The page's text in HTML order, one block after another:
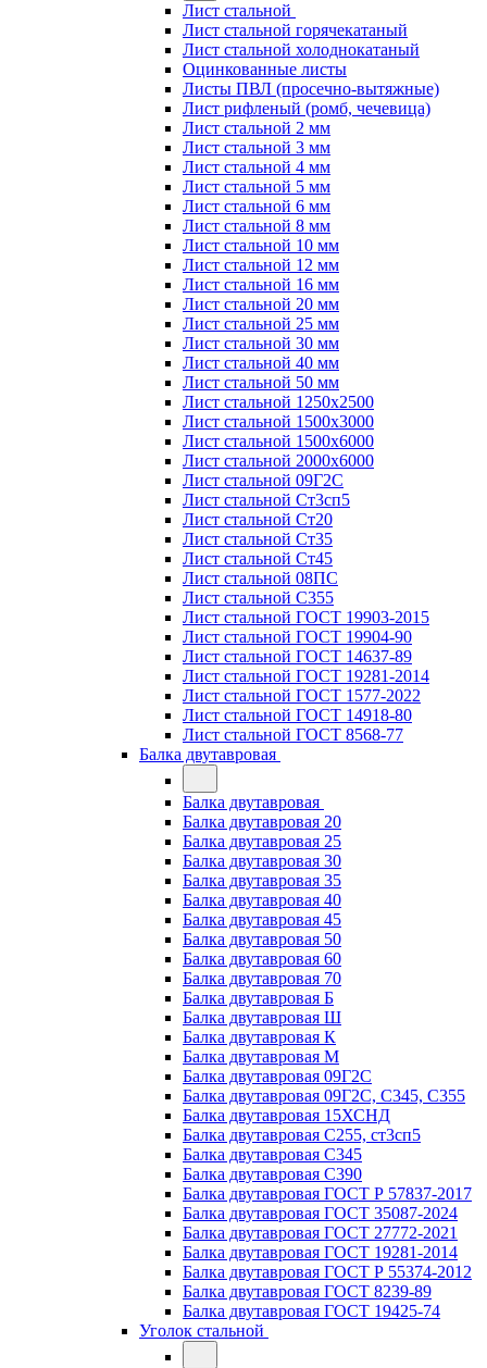
Лист стальной
Лист стальной горячекатаный
Лист стальной холоднокатаный
Оцинкованные листы
Листы ПВЛ (просечно-вытяжные)
Лист рифленый (ромб, чечевица)
Лист стальной 2 мм
Лист стальной 3 мм
Лист стальной 4 мм
Лист стальной 5 мм
Лист стальной 6 мм
Лист стальной 8 мм
Лист стальной 10 мм
Лист стальной 12 мм
Лист стальной 16 мм
Лист стальной 20 мм
Лист стальной 25 мм
Лист стальной 30 мм
Лист стальной 40 мм
Лист стальной 50 мм
Лист стальной 1250х2500
Лист стальной 1500х3000
Лист стальной 1500х6000
Лист стальной 2000х6000
Лист стальной 09Г2С
Лист стальной Ст3сп5
Лист стальной Ст20
Лист стальной Ст35
Лист стальной Ст45
Лист стальной 08ПС
Лист стальной С355
Лист стальной ГОСТ 19903-2015
Лист стальной ГОСТ 19904-90
Лист стальной ГОСТ 14637-89
Лист стальной ГОСТ 19281-2014
Лист стальной ГОСТ 1577-2022
Лист стальной ГОСТ 14918-80
Лист стальной ГОСТ 8568-77
Балка двутавровая
Балка двутавровая
Балка двутавровая 20
Балка двутавровая 25
Балка двутавровая 30
Балка двутавровая 35
Балка двутавровая 40
Балка двутавровая 45
Балка двутавровая 50
Балка двутавровая 60
Балка двутавровая 70
Балка двутавровая Б
Балка двутавровая Ш
Балка двутавровая К
Балка двутавровая М
Балка двутавровая 09Г2С
Балка двутавровая 09Г2С, С345, С355
Балка двутавровая 15ХСНД
Балка двутавровая С255, ст3сп5
Балка двутавровая С345
Балка двутавровая С390
Балка двутавровая ГОСТ Р 57837-2017
Балка двутавровая ГОСТ 35087-2024
Балка двутавровая ГОСТ 27772-2021
Балка двутавровая ГОСТ 19281-2014
Балка двутавровая ГОСТ Р 55374-2012
Балка двутавровая ГОСТ 8239-89
Балка двутавровая ГОСТ 19425-74
Уголок стальной